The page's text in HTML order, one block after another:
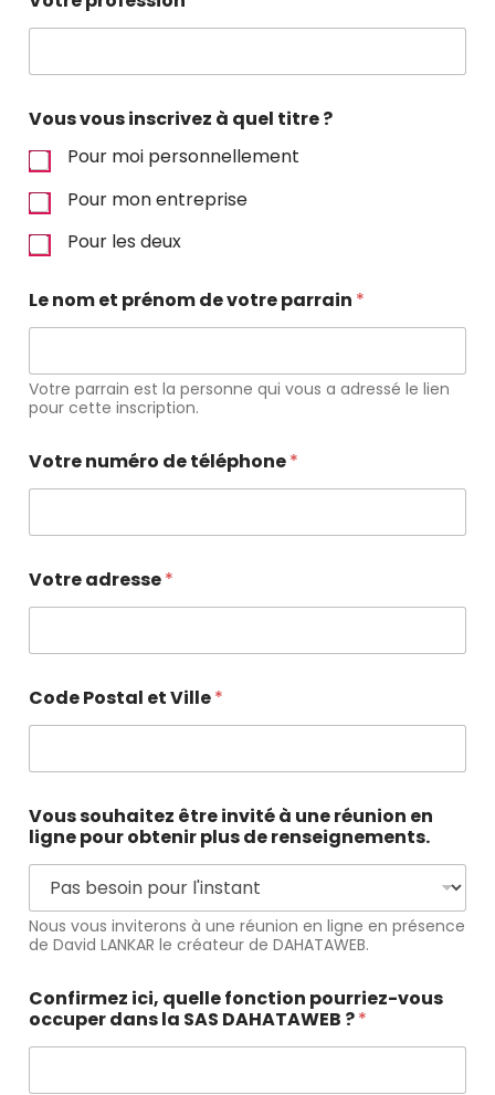
Vous vous inscrivez à quel titre ?
Pour moi personnellement
Pour mon entreprise
Pour les deux
Le nom et prénom de votre parrain *
Votre parrain est la personne qui vous a adressé le lien
pour cette inscription.
Votre numéro de téléphone*
Votre adresse*
Code Postal et Ville*
Vous souhaitez être invité à une réunion en
ligne pour obtenir plus de renseignements.
Nous vous inviterons à une réunion en ligne en présence
de David LANKAR le créateur de DAHATAWEB.
Confirmez ici, quelle fonction pourriez-vous
occuper dans la SAS DAHATAWEB ?*